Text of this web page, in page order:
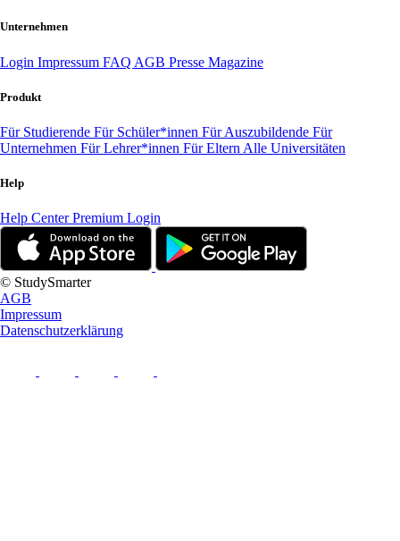
Unternehmen
Login Impressum FAQ AGB Presse Magazine
Produkt
Für Studierende Für Schüler*innen Für Auszubildende Für
Unternehmen Für Lehrer*innen Für Eltern Alle Universitäten
Help
Help CenterPremium Login
© StudySmarter
AGB
Impressum
Datenschutzerklärung